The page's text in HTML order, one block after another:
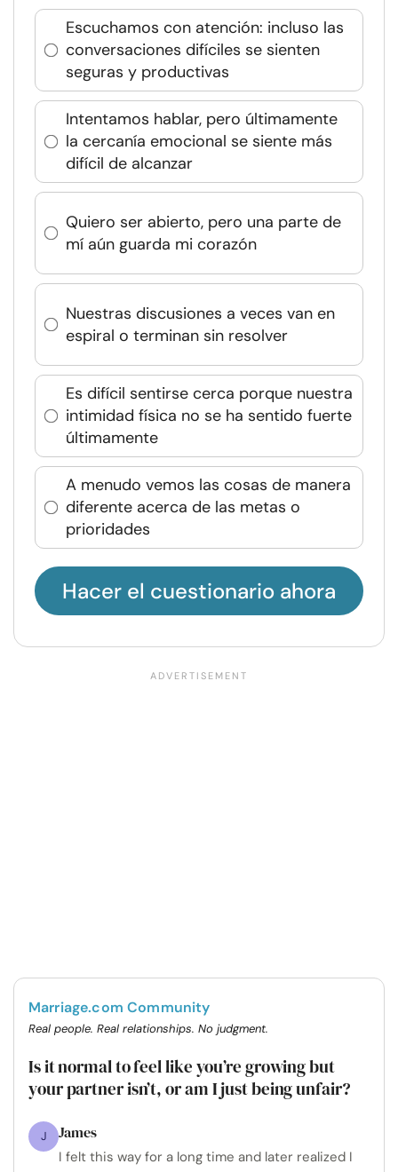
Escuchamos con atención: incluso las
conversaciones difíciles se sienten
seguras y productivas
Intentamos hablar, pero últimamente
la cercanía emocional se siente más
difícil de alcanzar
Quiero ser abierto, pero una parte de
mí aún guarda mi corazón
Nuestras discusiones a veces van en
espiral o terminan sin resolver
Es difícil sentirse cerca porque nuestra
intimidad física no se ha sentido fuerte
últimamente
A menudo vemos las cosas de manera
diferente acerca de las metas o
prioridades
Hacer el cuestionario ahora
Marriage.com Community
Real people. Real relationships. No judgment.
Is it normal to feel like you’re growing but
your partner isn’t, or am I just being unfair?
J James
I felt this way for a long time and later realized I